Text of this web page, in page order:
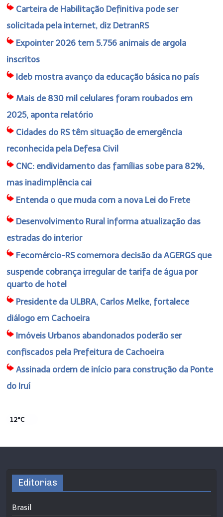
Carteira de Habilitação Definitiva pode ser
solicitada pela internet, diz DetranRS
Expointer 2026 tem 5.756 animais de argola
inscritos
Ideb mostra avanço da educação básica no país
Mais de 830 mil celulares foram roubados em
2025, aponta relatório
Cidades do RS têm situação de emergência
reconhecida pela Defesa Civil
CNC: endividamento das famílias sobe para 82%,
mas inadimplência cai
Entenda o que muda com a nova Lei do Frete
Desenvolvimento Rural informa atualização das
estradas do interior
Fecomércio-RS comemora decisão da AGERGS que
suspende cobrança irregular de tarifa de água por
quarto de hotel
Presidente da ULBRA, Carlos Melke, fortalece
diálogo em Cachoeira
Imóveis Urbanos abandonados poderão ser
confiscados pela Prefeitura de Cachoeira
Assinada ordem de início para construção da Ponte
do Iruí
12°C
Editorias
Brasil